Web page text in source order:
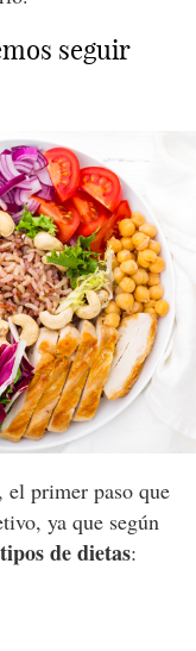
seguir
primer paso que
ya que según
de dietas: